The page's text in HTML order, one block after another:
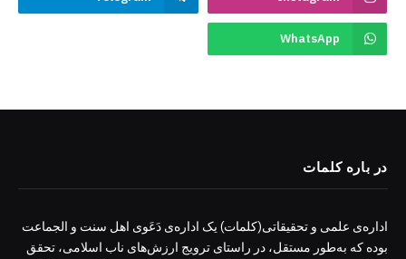
WhatsApp
در باره کلمات
اداره‌ی علمی و تحقیقاتی(کلمات) یک اداره‌ی دَعَوی اهل سنت و الجماعت
بوده که به‌طور مستقل، در راستای ترویج ارزش‌های ناب اسلامی، تحقق